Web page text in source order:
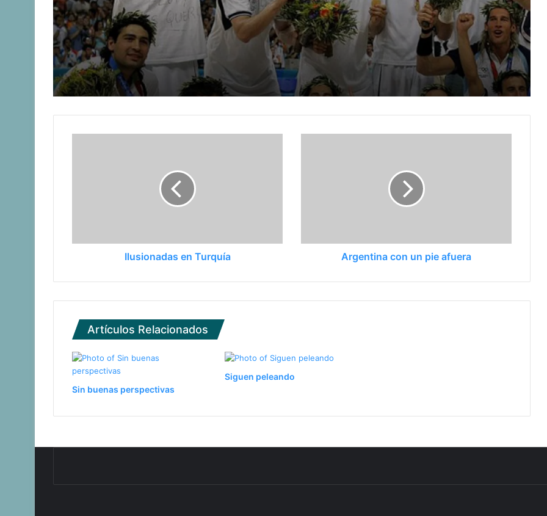
Día Olímpico: cinco momentos que marcaron la historia de Argentina en los Juegos Olímpicos
Asunción 2025: Julieta Benedetti es campeona
Seis argentinos olímpicos en Asunción 2025
Ilusionadas en Turquía Argentina con un pie afuera
Artículos Relacionados
Sin buenas perspectivas
Siguen peleando